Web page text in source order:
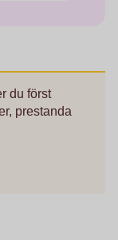
du först
prestanda